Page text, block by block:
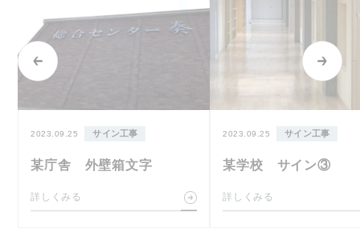
2023.09.25 サイン工事
某庁舎 外壁箱文字
詳しくみる
2023.09.25 サイン工事
某学校 サイン③
詳しくみる